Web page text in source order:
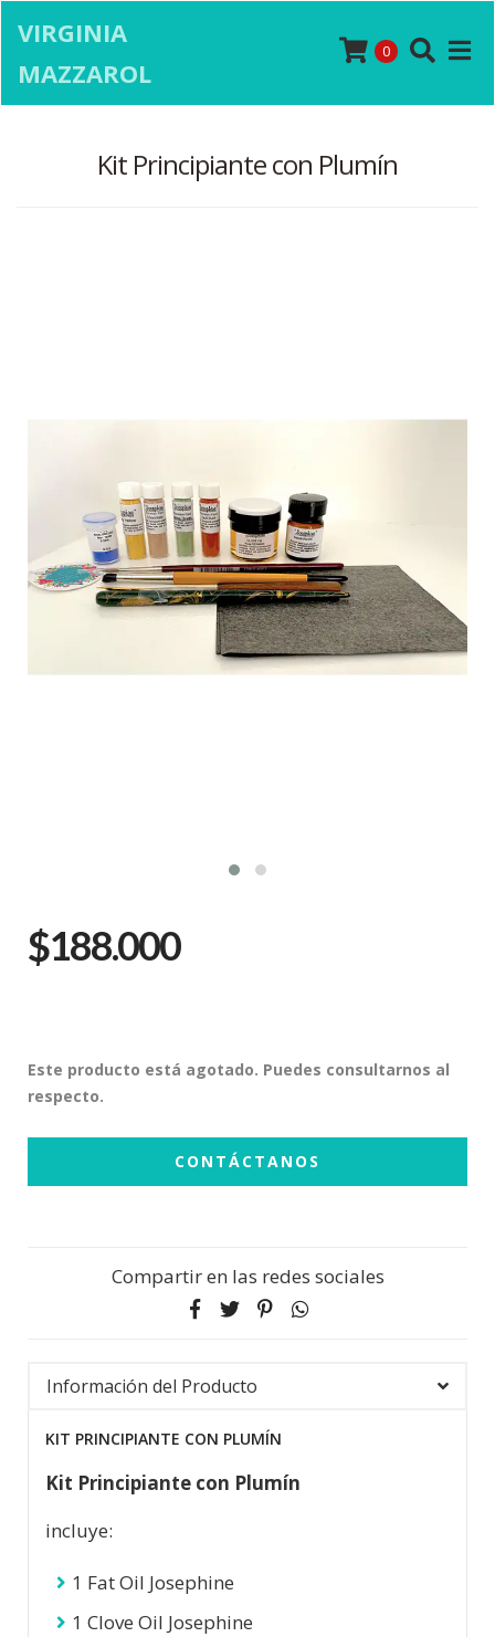
VIRGINIA
MAZZAROL
0
Kit Principiante con Plumín
$188.000
Este producto está agotado. Puedes consultarnos al
respecto.
CONTÁCTANOS
Compartir en las redes sociales
Información del Producto
KIT PRINCIPIANTE CON PLUMÍN
Kit Principiante con Plumín
incluye:
1 Fat Oil Josephine
1 Clove Oil Josephine